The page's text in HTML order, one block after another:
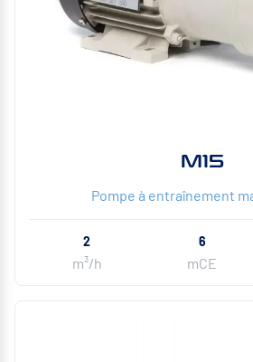
M15
Pompe à entraînement
2
m³/h
6
mCE